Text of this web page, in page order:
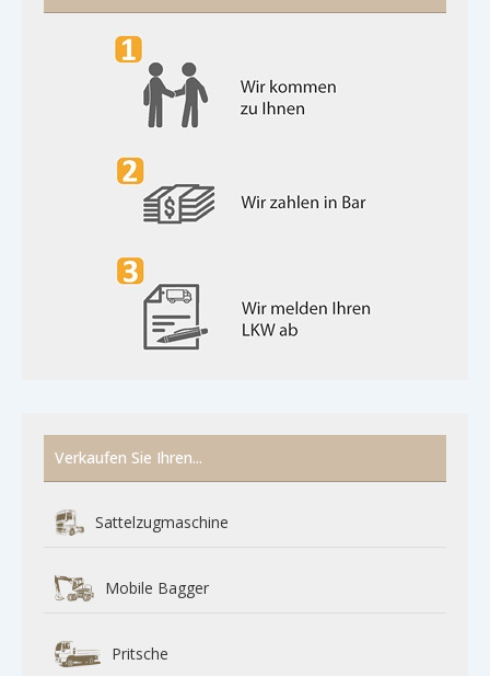
Verkaufen Sie Ihren...
Sattelzugmaschine
Mobile Bagger
Pritsche